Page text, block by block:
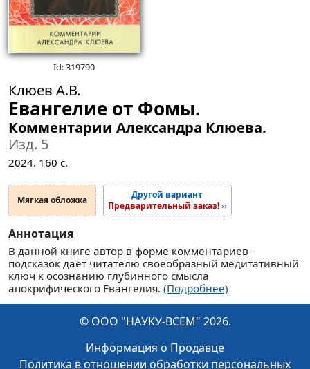
Id: 319790
Клюев А.В.
Евангелие от Фомы.
Комментарии Александра Клюева.
Изд. 5
2024. 160 с.
Мягкая обложка
Другой вариант
Предварительный заказ!››
Аннотация
В данной книге автор в форме комментариев-
подсказок дает читателю своеобразный медитативный
ключ к осознанию глубинного смысла
апокрифического Евангелия. (Подробнее)
© ООО "НАУКУ-ВСЕМ" 2026.
Информация о Продавце
Политика в отношении обработки персональных